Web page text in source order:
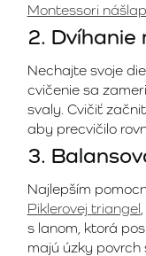
Montessori
2.
Nechajte svoje
cvičenie sa
svaly. Cvičiť
aby precvičilo
3.
Najlepším
Piklerovej triangel
s lanom, ktorá
majú úzky